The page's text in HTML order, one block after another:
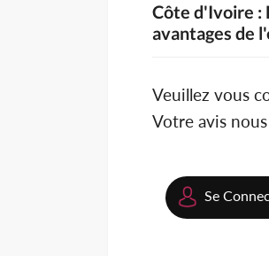
Côte d'Ivoire :
avantages de
Veuillez vous
Votre avis
Se